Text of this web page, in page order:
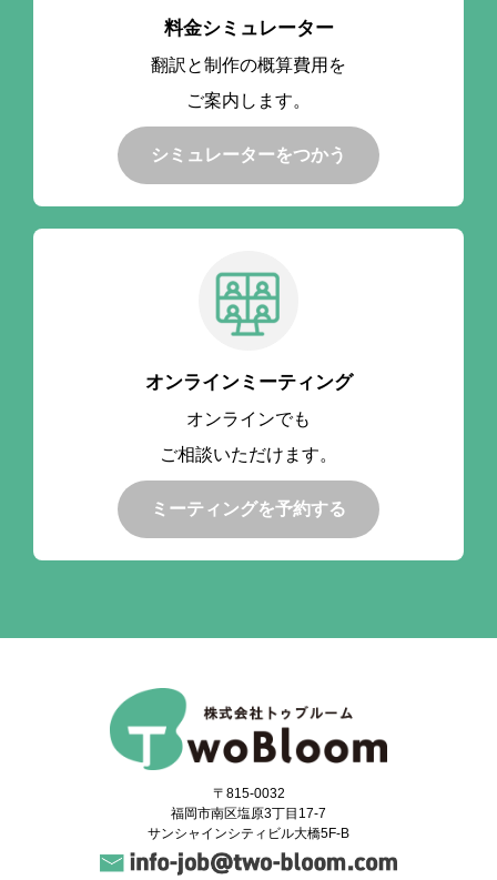
料金シミュレーター
翻訳と制作の概算費用を
ご案内します。
シミュレーターをつかう
オンラインミーティング
オンラインでも
ご相談いただけます。
ミーティングを予約する
〒815-0032
福岡市南区塩原3丁目17-7
サンシャインシティビル大橋5F-B